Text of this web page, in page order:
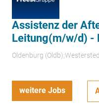
Assistenz der
Leitung(m/w/d) -
Oldenburg
weitere Jobs